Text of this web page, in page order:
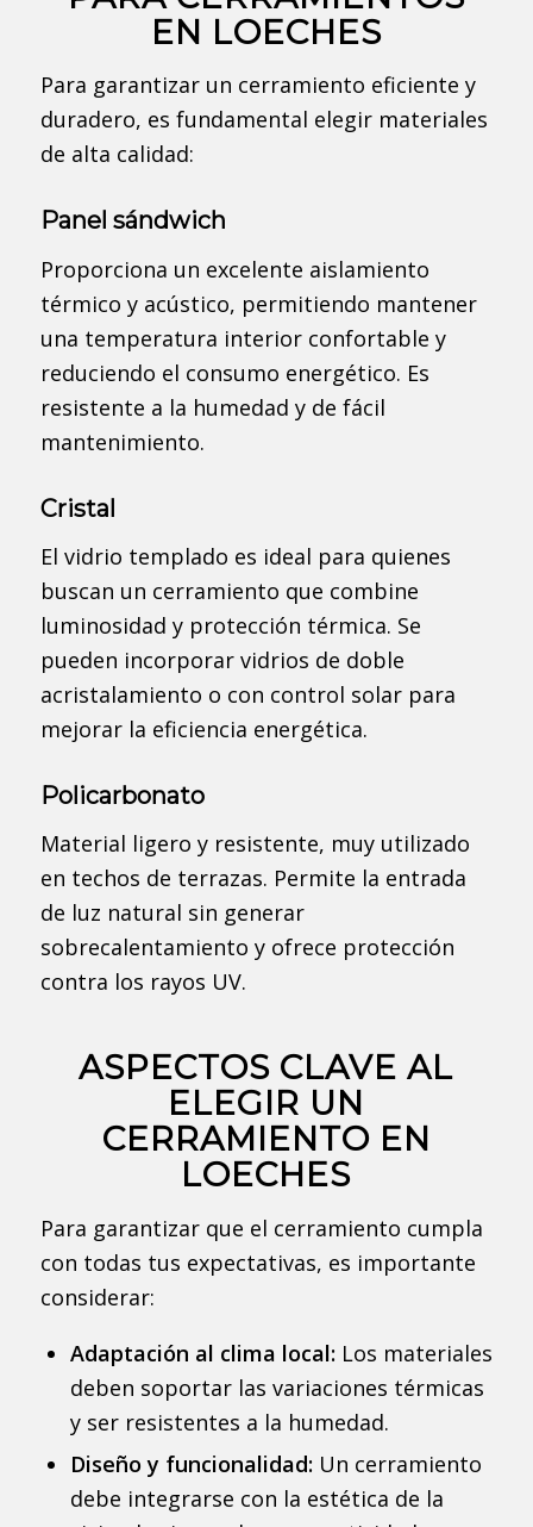
EN LOECHES
Para garantizar un cerramiento eficiente y
duradero, es fundamental elegir materiales
de alta calidad:
Panel sándwich
Proporciona un excelente aislamiento
térmico y acústico, permitiendo mantener
una temperatura interior confortable y
reduciendo el consumo energético. Es
resistente a la humedad y de fácil
mantenimiento.
Cristal
El vidrio templado es ideal para quienes
buscan un cerramiento que combine
luminosidad y protección térmica. Se
pueden incorporar vidrios de doble
acristalamiento o con control solar para
mejorar la eficiencia energética.
Policarbonato
Material ligero y resistente, muy utilizado
en techos de terrazas. Permite la entrada
de luz natural sin generar
sobrecalentamiento y ofrece protección
contra los rayos UV.
ASPECTOS CLAVE AL
ELEGIR UN
CERRAMIENTO EN
LOECHES
Para garantizar que el cerramiento cumpla
con todas tus expectativas, es importante
considerar:
Adaptación al clima local: Los materiales
deben soportar las variaciones térmicas
y ser resistentes a la humedad.
Diseño y funcionalidad: Un cerramiento
debe integrarse con la estética de la